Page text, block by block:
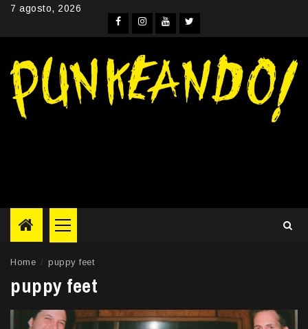
Skip7 agosto, 2026
Facebook
Instagram
YouTube
Twitter
Primary
Menu
Home puppy feet
puppy feet